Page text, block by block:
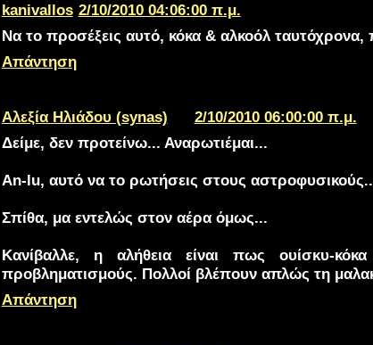
kanivallos 2/10/2010 04:06:00 π.μ.
Να το προσέξεις αυτό, κόκα & αλκοόλ
Απάντηση
Αλεξία Ηλιάδου (synas)
2/10/2010 06:00:00 π.μ.
Δείμε, δεν προτείνω... Αναρωτιέμαι...
An-lu, αυτό να το ρωτήσεις στους
Σπίθα, μα εντελώς στον αέρα όμως...
Κανίβαλλε, η αλήθεια είναι πως ουίσκυ-
προβληματισμούς. Πoλλοί βλέπουν απλώς τη
Απάντηση